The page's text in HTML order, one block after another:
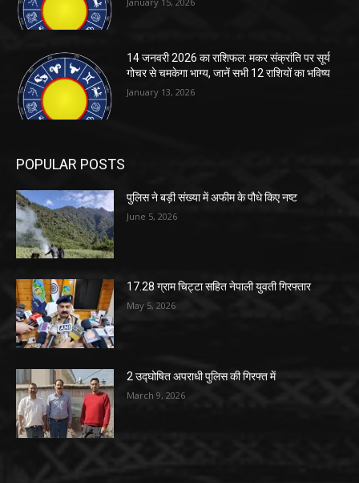
14 जनवरी 2026 का राशिफल: मकर संक्रांति पर सूर्य
गोचर से चमकेगा भाग्य, जानें सभी 12 राशियों का भविष्य
January 13, 2026
POPULAR POSTS
पुलिस ने बड़ी संख्या में अफीम के पौधे किए नष्ट
June 5, 2026
17.28 ग्राम चिट्टा सहित नेपाली युवती गिरफ्तार
May 5, 2026
2 उद्घोषित अपराधी पुलिस की गिरफ्त में
March 9, 2026